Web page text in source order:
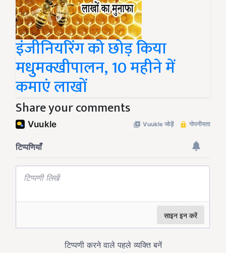
इंजीनियरिंग को छोड़ किया
मधुमक्खीपालन, 10 महीने में
कमाएं लाखों
Share your comments